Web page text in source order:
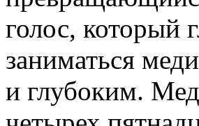
голос, который
заниматься
и глубоким.